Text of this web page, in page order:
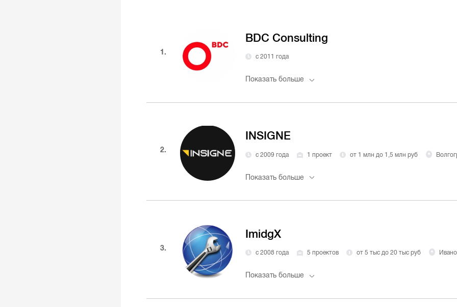
1.
BDC Consulting
с 2011 года
Показать больше
2.
INSIGNE
с 2009 года 1 проект от 1 млн до 1,5 млн руб
Показать больше
3.
ImidgX
с 2008 года 5 проектов от 5 тыс до 20 тыс руб
Показать больше